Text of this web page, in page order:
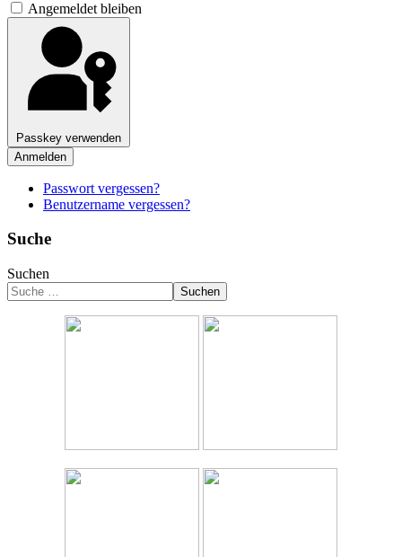
Angemeldet bleiben
Passkey verwenden
Anmelden
Passwort vergessen?
Benutzername vergessen?
Suche
Suchen
Suchen